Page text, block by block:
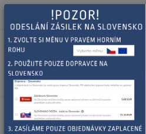
+420 602 288 130
(Po-Pá, 8-15 hod.)
BOSCH, SIEMENS espressa,
náhradní díly
Bosch hadička mlékovky